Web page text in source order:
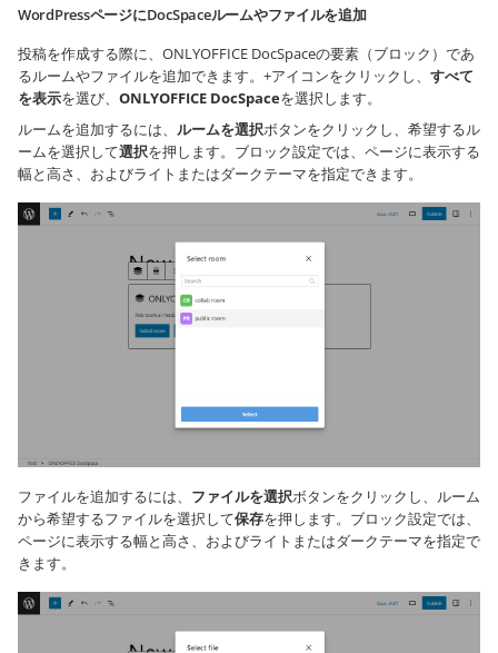
WordPressページにDocSpaceルームやファイルを追加
投稿を作成する際に、ONLYOFFICE DocSpaceの要素（ブロック）であ
るルームやファイルを追加できます。+アイコンをクリックし、 すべて
を表示を選び、 ONLYOFFICE DocSpaceを選択します。
ルームを追加するには、 ルームを選択ボタンをクリックし、希望するル
ームを選択して選択を押します。ブロック設定では、ページに表示する
幅と高さ、およびライトまたはダークテーマを指定できます。
ファイルを追加するには、 ファイルを選択ボタンをクリックし、ルーム
から希望するファイルを選択して保存を押します。ブロック設定では、
ページに表示する幅と高さ、およびライトまたはダークテーマを指定で
きます。